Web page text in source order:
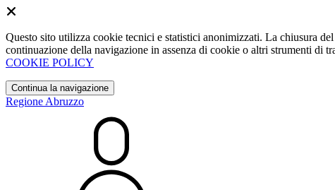
Questo sito utilizza cookie tecnici e statistici anonimizzati. La chiusura
continuazione della navigazione in assenza di cookie o altri strumenti di
COOKIE POLICY
Continua la navigazione
Regione Abruzzo